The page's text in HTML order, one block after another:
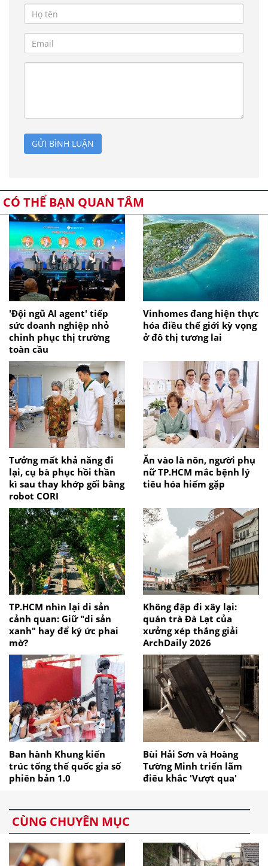
GỬI BÌNH LUẬN
CÓ THỂ BẠN QUAN TÂM
'Đội ngũ AI agent' tiếp
sức doanh nghiệp nhỏ
chinh phục thị trường
toàn cầu
Vinhomes đang hiện thực
hóa điều thế giới kỳ vọng
ở đô thị tương lai
Tưởng mất khả năng đi
lại, cụ bà phục hồi thần
kì sau thay khớp gối bằng
robot CORI
Ăn vào là nôn, người phụ
nữ TP.HCM mắc bệnh lý
tiêu hóa hiếm gặp
TP.HCM nhìn lại di sản
cảnh quan: Giữ "di sản
xanh" hay để ký ức phai
mờ?
Không đập đi xây lại:
quán trà Đà Lạt của
xưởng xép thắng giải
ArchDaily 2026
Ban hành Khung kiến
trúc tổng thể quốc gia số
phiên bản 1.0
Bùi Hải Sơn và Hoàng
Tường Minh triển lãm
điêu khắc 'Vượt qua'
CÙNG CHUYÊN MỤC